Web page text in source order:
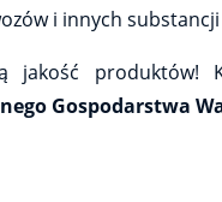
i innych
jakość produktów!
Gospodarstwa